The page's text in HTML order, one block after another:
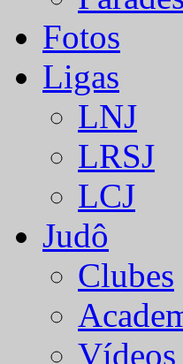
Fotos
Ligas
LNJ
LRSJ
LCJ
Judô
Clubes
Vídeos